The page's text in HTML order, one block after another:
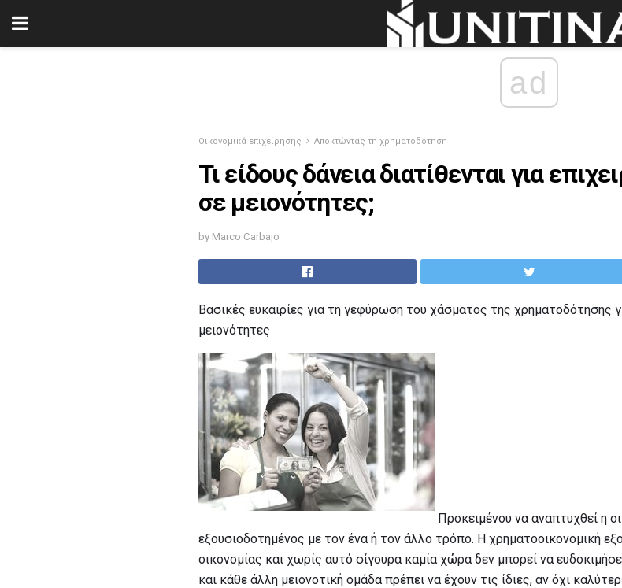
ad
Οικονομικά επιχείρησης Αποκτώντας τη χρηματοδότηση
Τι είδους δάνεια διατίθενται για
σε μειονότητες;
by Marco Carbajo
Βασικές ευκαιρίες για τη γεφύρωση του χάσματος της χρηματοδότησης
μειονότητες
Προκειμένου να αναπτυχθεί η
εξουσιοδοτημένος με τον ένα ή τον άλλο τρόπο. Η χρηματοοικονομική
οικονομίας και χωρίς αυτό σίγουρα καμία χώρα δεν μπορεί να
και κάθε άλλη μειονοτική ομάδα πρέπει να έχουν τις ίδιες, αν όχι